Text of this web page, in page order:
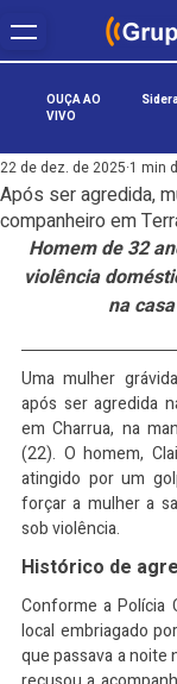
OUÇA AO
VIVO
Após ser agredida,
companheiro em
22 de dez. de 2025 1 min
Homem de 32
violência
na
Uma mulher
após ser agredida
em Charrua, na
(22). O homem,
atingido por um
forçar a mulher a
sob violência.
Histórico de
Conforme a Polícia
local embriagado
que passava a noite